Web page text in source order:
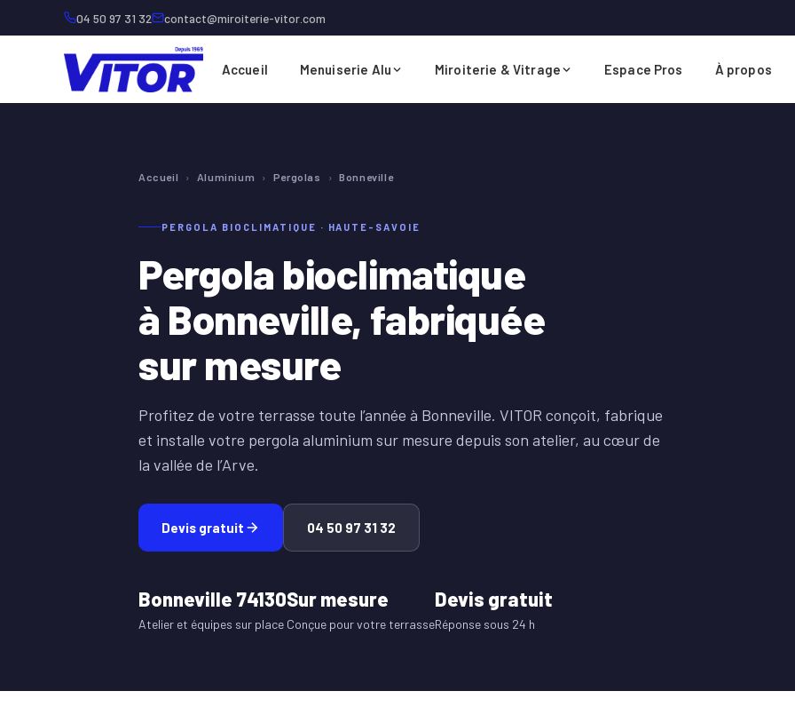
04 50 97 31 32 contact@miroiterie-vitor.com
Accueil Menuiserie Alu Miroiterie & Vitrage Espace Pros À propos
Accueil › Aluminium › Pergolas › Bonneville
PERGOLA BIOCLIMATIQUE · HAUTE-SAVOIE
Pergola bioclimatique
à Bonneville, fabriquée
sur mesure
Profitez de votre terrasse toute l’année à Bonneville. VITOR conçoit, fabrique
et installe votre pergola aluminium sur mesure depuis son atelier, au cœur de
la vallée de l’Arve.
Devis gratuit 04 50 97 31 32
Bonneville 74130
Atelier et équipes sur place
Sur mesure
Conçue pour votre terrasse
Devis gratuit
Réponse sous 24 h